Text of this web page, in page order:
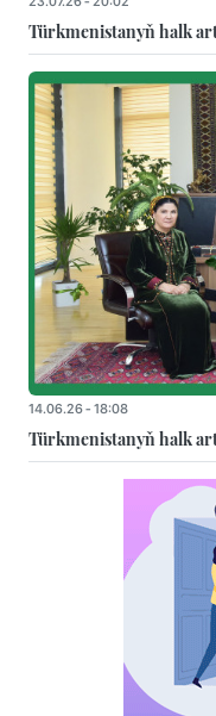
Türkmenistanyň halk
14.06.26 - 18:08
Türkmenistanyň halk